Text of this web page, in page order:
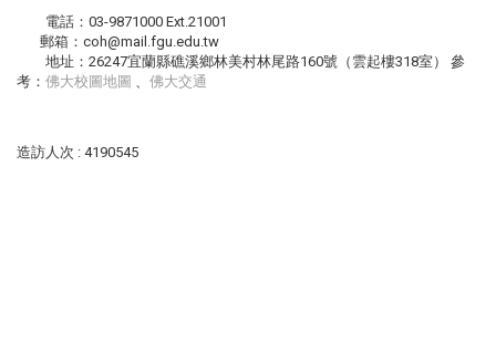
電話：03-9871000 Ext.21001
郵箱：coh@mail.fgu.edu.tw
地址：26247宜蘭縣礁溪鄉林美村林尾路160號（雲起樓318室） 參
考： 佛大校圖地圖 、 佛大交通
造訪人次 : 4190545